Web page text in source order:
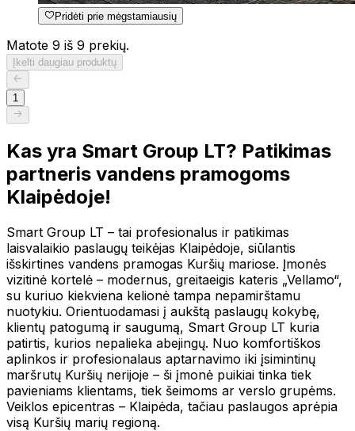
Pridėti prie mėgstamiausių
Matote 9 iš 9 prekių.
Įkelti daugiau produktų
1
Kas yra Smart Group LT? Patikimas
partneris vandens pramogoms
Klaipėdoje!
Smart Group LT – tai profesionalus ir patikimas
laisvalaikio paslaugų teikėjas Klaipėdoje, siūlantis
išskirtines vandens pramogas Kuršių mariose. Įmonės
vizitinė kortelė – modernus, greitaeigis kateris „Vellamo“,
su kuriuo kiekviena kelionė tampa nepamirštamu
nuotykiu. Orientuodamasi į aukštą paslaugų kokybę,
klientų patogumą ir saugumą, Smart Group LT kuria
patirtis, kurios nepalieka abejingų. Nuo komfortiškos
aplinkos ir profesionalaus aptarnavimo iki įsimintinų
maršrutų Kuršių nerijoje – ši įmonė puikiai tinka tiek
pavieniams klientams, tiek šeimoms ar verslo grupėms.
Veiklos epicentras – Klaipėda, tačiau paslaugos aprėpia
visą Kuršių marių regioną.